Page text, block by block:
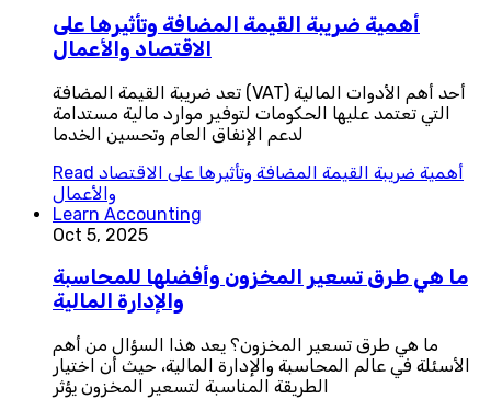
أهمية ضريبة القيمة المضافة وتأثيرها على
الاقتصاد والأعمال
تعد ضريبة القيمة المضافة (VAT) أحد أهم الأدوات المالية
التي تعتمد عليها الحكومات لتوفير موارد مالية مستدامة
لدعم الإنفاق العام وتحسين الخدما
Read أهمية ضريبة القيمة المضافة وتأثيرها على الاقتصاد
والأعمال
Learn Accounting
Oct 5, 2025
ما هي طرق تسعير المخزون وأفضلها للمحاسبة
والإدارة المالية
ما هي طرق تسعير المخزون؟ يعد هذا السؤال من أهم
الأسئلة في عالم المحاسبة والإدارة المالية، حيث أن اختيار
الطريقة المناسبة لتسعير المخزون يؤثر